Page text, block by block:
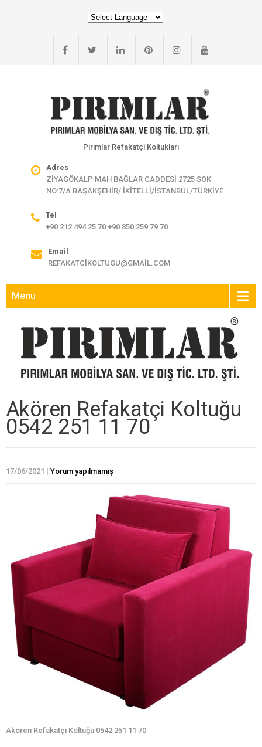
Pırımlar Refakatçi Koltukları
Adres
ZİYAGÖKALP MAH BAĞLAR CADDESİ 2725 SOK
NO:7/A BAŞAKŞEHİR/ İKİTELLİ/İSTANBUL/TÜRKİYE
Tel
+90 212 494 25 70 +90 850 259 79 70
Email
REFAKATCIKOLTUGU@GMAIL.COM
Menu
Akören Refakatçi Koltuğu
0542 251 11 70
17/06/2021 | Yorum yapılmamış
Akören Refakatçi Koltuğu 0542 251 11 70